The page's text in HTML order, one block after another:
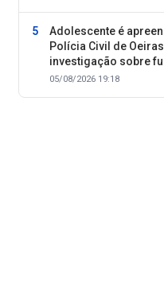
Adolescente é
Polícia Civil de
investigação sobre
motocicletas
05/08/2026 19:18